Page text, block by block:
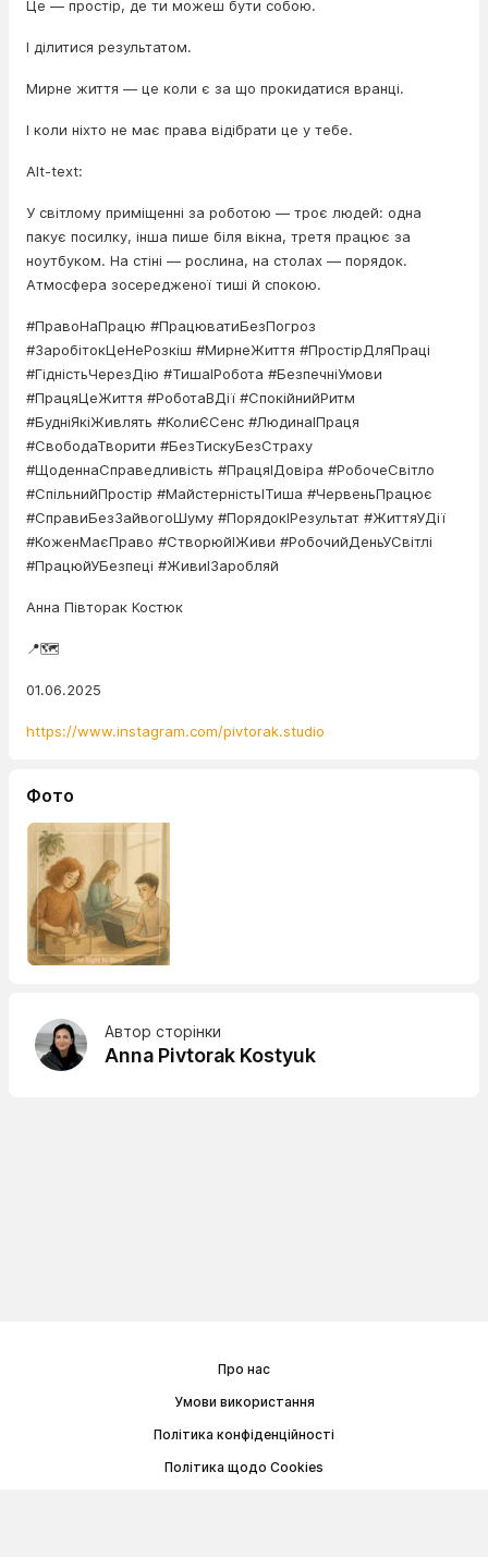
Це — простір, де ти можеш бути собою.
І ділитися результатом.
Мирне життя — це коли є за що прокидатися вранці.
І коли ніхто не має права відібрати це у тебе.
Alt-text:
У світлому приміщенні за роботою — троє людей: одна
пакує посилку, інша пише біля вікна, третя працює за
ноутбуком. На стіні — рослина, на столах — порядок.
Атмосфера зосередженої тиші й спокою.
#ПравоНаПрацю #ПрацюватиБезПогроз
#ЗаробітокЦеНеРозкіш #МирнеЖиття #ПростірДляПраці
#ГідністьЧерезДію #ТишаІРобота #БезпечніУмови
#ПрацяЦеЖиття #РоботаВДії #СпокійнийРитм
#БудніЯкіЖивлять #КолиЄСенс #ЛюдинаІПраця
#СвободаТворити #БезТискуБезСтраху
#ЩоденнаСправедливість #ПрацяІДовіра #РобочеСвітло
#СпільнийПростір #МайстерністьІТиша #ЧервеньПрацює
#СправиБезЗайвогоШуму #ПорядокІРезультат #ЖиттяУДії
#КоженМаєПраво #СтворюйІЖиви #РобочийДеньУСвітлі
#ПрацюйУБезпеці #ЖивиІЗаробляй
Анна Півторак Костюк
📍🗺️
01.06.2025
https://www.instagram.com/pivtorak.studio
Фото
Автор сторінки
Anna Pivtorak Kostyuk
Про нас
Умови використання
Політика конфіденційності
Політика щодо Cookies